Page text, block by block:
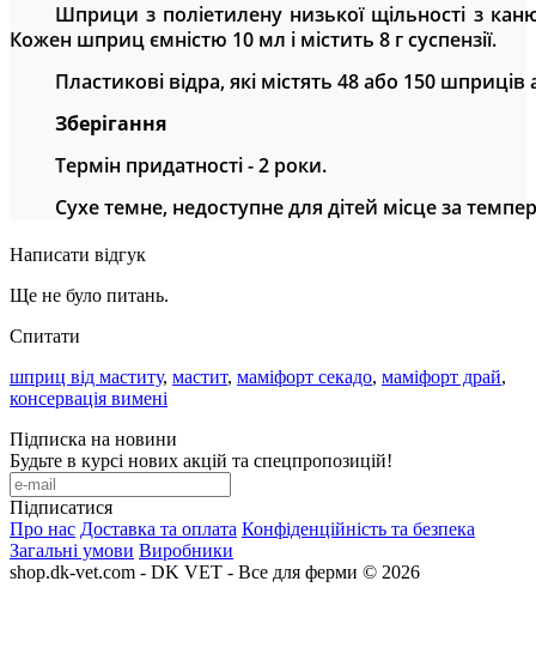
Шприци з поліетилену низької щільності з
Кожен шприцємністю 10 мл і містить 8 г суспензії.
Пластикові відра, які містять 48 або 150
Зберігання
Термін придатності-2роки.
Сухе темне, недоступне для дітей місце за
Написати відгук
Ще не було питань.
Спитати
шприц від маститу, мастит, маміфорт секадо, маміфорт драй,
консервація вимені
Підписка на новини
Будьте в курсі нових акцій та спецпропозицій!
Підписатися
Про нас Доставка та оплата Конфіденційність та безпека
Загальні умови Виробники
shop.dk-vet.com - DK VET - Все для ферми © 2026